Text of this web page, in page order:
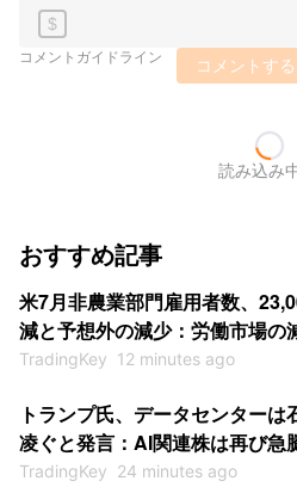
$
コメントガイドライン コメントす
読み込み
おすすめ記事
米7月非農業部門雇用者数、
減と予想外の減少：労働市場の
FRB利下げ期待強まる
TradingKey 12 minutes ago
トランプ氏、データセンターは
凌ぐと発言：AI関連株は再び急
か？
TradingKey 24 minutes ago